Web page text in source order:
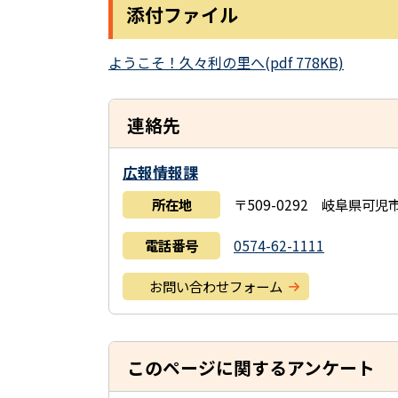
添付ファイル
ようこそ！久々利の里へ(pdf 778KB)
連絡先
広報情報課
所在地 〒509-0292 岐阜県可児
電話番号 0574-62-1111
お問い合わせフォーム
このページに関するアンケート